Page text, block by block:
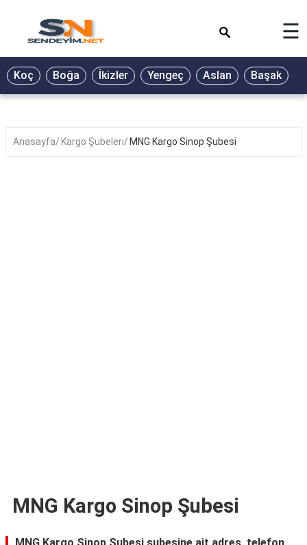
BİYOGRAFİ
GALERİ
☰
Koç Boğa İkizler Yengeç Aslan Başak
Anasayfa Kargo Şubeleri MNG Kargo Sinop Şubesi
MNG Kargo Sinop Şubesi